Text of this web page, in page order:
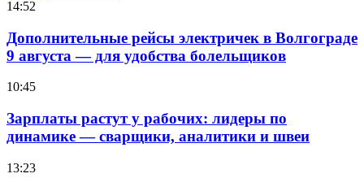
14:52
Дополнительные рейсы электричек в Волгограде
9 августа — для удобства болельщиков
10:45
Зарплаты растут у рабочих: лидеры по
динамике — сварщики, аналитики и швеи
13:23